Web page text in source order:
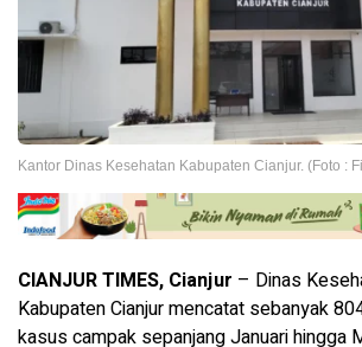
Kantor Dinas Kesehatan Kabupaten Cianjur. (Foto :
CIANJUR TIMES, Cianjur – Dinas
Kabupaten Cianjur mencatat sebanyak
kasus campak sepanjang Januari hingga